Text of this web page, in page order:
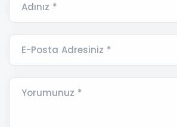
Adınız *
E-Posta Adresiniz *
Yorumunuz *